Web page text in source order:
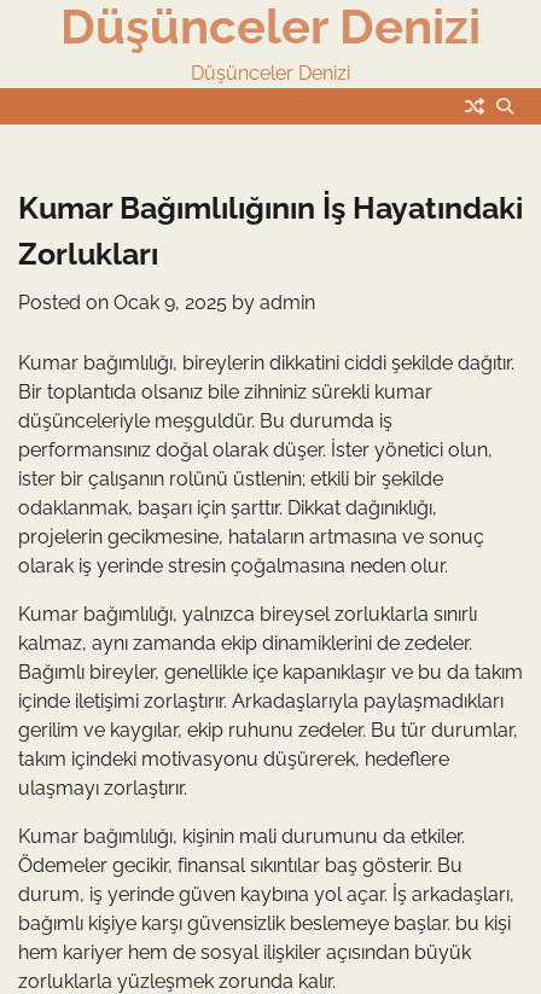
Düşünceler Denizi
Düşünceler Denizi
Kumar Bağımlılığının İş Hayatındaki
Zorlukları
Posted on Ocak 9, 2025 by admin
Kumar bağımlılığı, bireylerin dikkatini ciddi şekilde dağıtır.
Bir toplantıda olsanız bile zihniniz sürekli kumar
düşünceleriyle meşguldür. Bu durumda iş
performansınız doğal olarak düşer. İster yönetici olun,
ister bir çalışanın rolünü üstlenin; etkili bir şekilde
odaklanmak, başarı için şarttır. Dikkat dağınıklığı,
projelerin gecikmesine, hataların artmasına ve sonuç
olarak iş yerinde stresin çoğalmasına neden olur.
Kumar bağımlılığı, yalnızca bireysel zorluklarla sınırlı
kalmaz, aynı zamanda ekip dinamiklerini de zedeler.
Bağımlı bireyler, genellikle içe kapanıklaşır ve bu da takım
içinde iletişimi zorlaştırır. Arkadaşlarıyla paylaşmadıkları
gerilim ve kaygılar, ekip ruhunu zedeler. Bu tür durumlar,
takım içindeki motivasyonu düşürerek, hedeflere
ulaşmayı zorlaştırır.
Kumar bağımlılığı, kişinin mali durumunu da etkiler.
Ödemeler gecikir, finansal sıkıntılar baş gösterir. Bu
durum, iş yerinde güven kaybına yol açar. İş arkadaşları,
bağımlı kişiye karşı güvensizlik beslemeye başlar. bu kişi
hem kariyer hem de sosyal ilişkiler açısından büyük
zorluklarla yüzleşmek zorunda kalır.